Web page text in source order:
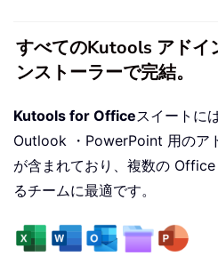
すべてのKutools アドイ
ンストーラーで完結。
Kutools for Officeスイートに
Outlook ・PowerPoint 用のア
が含まれており、複数の
るチームに最適です。